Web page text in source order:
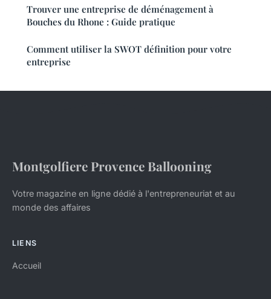
Trouver une entreprise de déménagement à
Bouches du Rhone : Guide pratique
Comment utiliser la SWOT définition pour votre
entreprise
Montgolfiere Provence Ballooning
Votre magazine en ligne dédié à l'entrepreneuriat et au
monde des affaires
LIENS
Accueil